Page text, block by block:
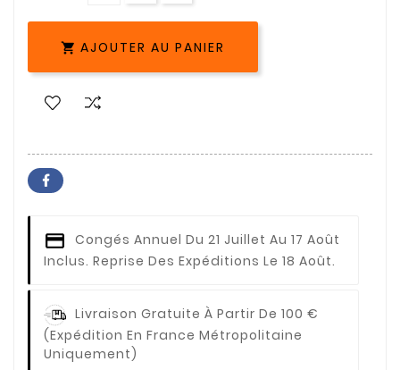
 AJOUTER AU PANIER
Congés Annuel Du 21 Juillet Au 17 Août
Inclus. Reprise Des Expéditions Le 18 Août.
Livraison Gratuite À Partir De 100 €
(expédition En France Métropolitaine
Uniquement)